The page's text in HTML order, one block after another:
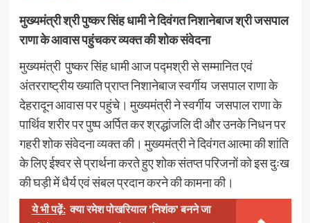
मुख्यमंत्री श्री पुष्कर सिंह धामी ने दिवंगत निशानेबाज श्री जसपाल
राणा के आवास पहुंचकर व्यक्त की शोक संवेदना
मुख्यमंत्री पुष्कर सिंह धामी आज पद्मश्री से सम्मानित एवं
अंतरराष्ट्रीय ख्याति प्राप्त निशानेबाज स्वर्गीय जसपाल राणा के
देहरादून आवास पर पहुंचे। मुख्यमंत्री ने स्वर्गीय जसपाल राणा के
पार्थिव शरीर पर पुष्प अर्पित कर श्रद्धांजलि दी और उनके निधन पर
गहरी शोक संवेदना व्यक्त की। मुख्यमंत्री ने दिवंगत आत्मा की शांति
के लिए ईश्वर से प्रार्थना करते हुए शोक संतप्त परिजनों को इस दुःख
की घड़ी में धैर्य एवं संबल प्रदान करने की कामना की।
ये भी पढ़ें: क्या रमेश पोखरियाल 'निशंक' बनने जा